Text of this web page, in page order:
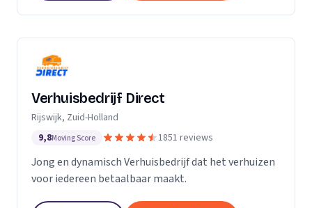
Verhuisbedrijf Direct
Rijswijk, Zuid-Holland
9,8Moving Score 1851 reviews
Jong en dynamisch Verhuisbedrijf dat het verhuizen
voor iedereen betaalbaar maakt.